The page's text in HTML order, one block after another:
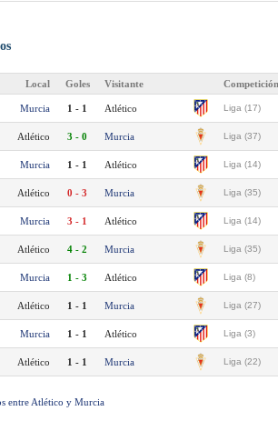
Local Goles Visitante Competición
Murcia 1 - 1 Atlético Liga (17)
Atlético 3 - 0 Murcia Liga (37)
Murcia 1 - 1 Atlético Liga (14)
Atlético 0 - 3 Murcia Liga (35)
Murcia 3 - 1 Atlético Liga (14)
Atlético 4 - 2 Murcia Liga (35)
Murcia 1 - 3 Atlético Liga (8)
Atlético 1 - 1 Murcia Liga (27)
Murcia 1 - 1 Atlético Liga (3)
Atlético 1 - 1 Murcia Liga (22)
entre Atlético y Murcia